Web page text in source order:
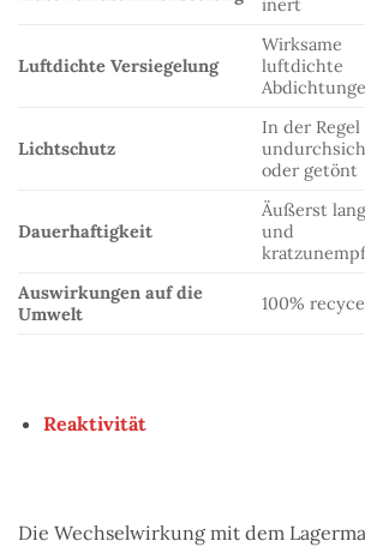
inert
Luftdichte Versiegelung
Wirksame
luftdichte
Lichtschutz
In der Regel
oder getönt
Dauerhaftigkeit
Äußerst
und
Auswirkungen auf die
Umwelt
100%
Reaktivität
Die Wechselwirkung mit dem